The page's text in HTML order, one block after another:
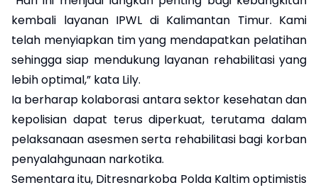
kembali layanan IPWL di Kalimantan Timur. Kami
telah menyiapkan tim yang mendapatkan pelatihan
sehingga siap mendukung layanan rehabilitasi yang
lebih optimal,” kata Lily.
Ia berharap kolaborasi antara sektor kesehatan dan
kepolisian dapat terus diperkuat, terutama dalam
pelaksanaan asesmen serta rehabilitasi bagi korban
penyalahgunaan narkotika.
Sementara itu, Ditresnarkoba Polda Kaltim optimistis